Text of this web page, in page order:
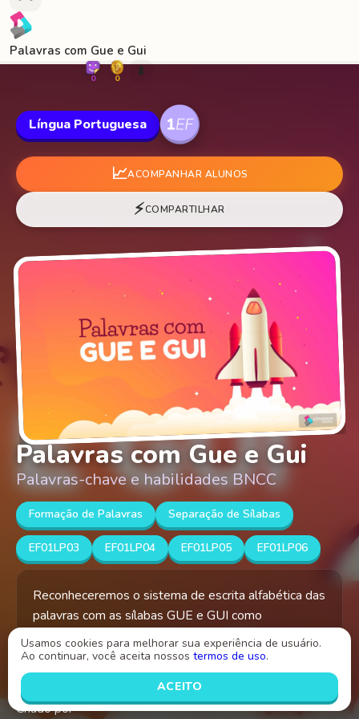
Palavras com Gue e Gui
0 0 🐛
Língua Portuguesa
📈ACOMPANHAR ALUNOS
⚡COMPARTILHAR
Palavras com Gue e Gui
Palavras-chave e habilidades BNCC
Formação de Palavras Separação de Sílabas
EF01LP03 EF01LP04 EF01LP05 EF01LP06
Reconheceremos o sistema de escrita alfabética das
palavras com as sílabas GUE e GUI como
representação dos sons da fala e identificaremos
fonemas e sua representação por letras.
Criado por
Usamos cookies para melhorar sua experiência de usuário.
Ao continuar, você aceita nossos termos de uso.
ACEITO